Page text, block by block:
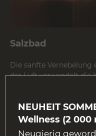
Salzbad
Die sanfte
der Luft verwandelt die
sich mit dem Salz und
schafft eine
körperliche und
NEUHEIT
Wellness (2 000
Neugierig